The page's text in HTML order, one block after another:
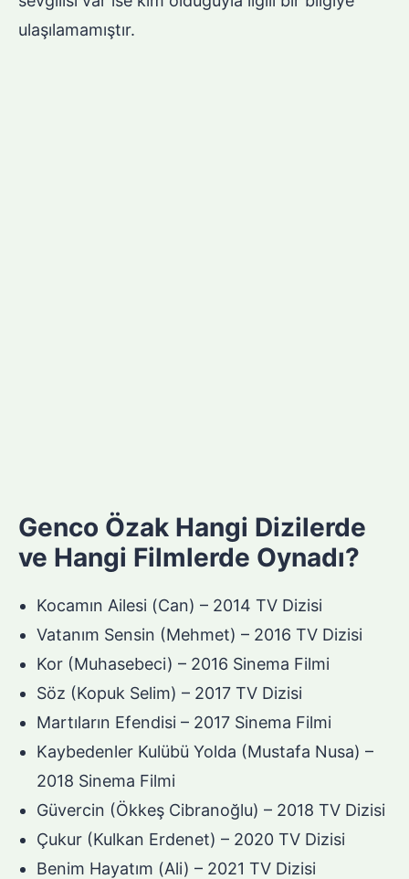
ulaşılamamıştır.
Genco Özak Hangi Dizilerde
ve Hangi Filmlerde Oynadı?
Kocamın Ailesi (Can) – 2014 TV Dizisi
Vatanım Sensin (Mehmet) – 2016 TV Dizisi
Kor (Muhasebeci) – 2016 Sinema Filmi
Söz (Kopuk Selim) – 2017 TV Dizisi
Martıların Efendisi – 2017 Sinema Filmi
Kaybedenler Kulübü Yolda (Mustafa Nusa) –
2018 Sinema Filmi
Güvercin (Ökkeş Cibranoğlu) – 2018 TV Dizisi
Çukur (Kulkan Erdenet) – 2020 TV Dizisi
Benim Hayatım (Ali) – 2021 TV Dizisi